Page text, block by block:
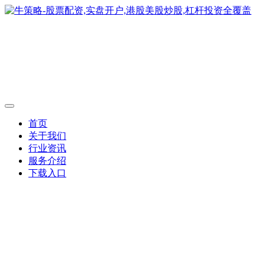
首页
关于我们
行业资讯
服务介绍
下载入口